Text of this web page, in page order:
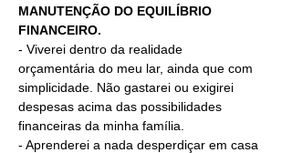
MANUTENÇÃO DO EQUILÍBRIO
FINANCEIRO.
- Viverei dentro da realidade
orçamentária do meu lar, ainda que com
simplicidade. Não gastarei ou exigirei
despesas acima das possibilidades
financeiras da minha família.
- Aprenderei a nada desperdiçar em casa